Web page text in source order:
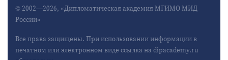
© 2002—2026, «Дипломатическая академия МГИМО МИД
России»
Все права защищены. При использовании информации в
печатном или электронном виде ссылка на dipacademy.ru